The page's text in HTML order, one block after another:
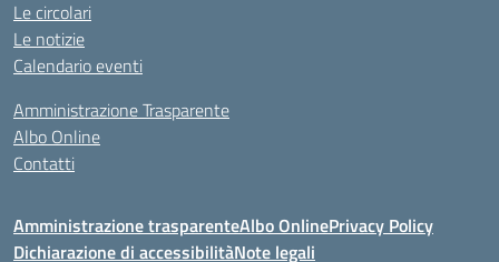
Le circolari
Le notizie
Calendario eventi
Amministrazione Trasparente
Albo Online
Contatti
Amministrazione trasparenteAlbo OnlinePrivacy Policy
Dichiarazione di accessibilitàNote legali